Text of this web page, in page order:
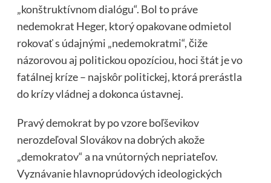
„konštruktívnom dialógu“. Bol to práve
nedemokrat Heger, ktorý opakovane odmietol
rokovať s údajnými „nedemokratmi“, čiže
názorovou aj politickou opozíciou, hoci štát je vo
fatálnej kríze – najskôr politickej, ktorá prerástla
do krízy vládnej a dokonca ústavnej.
Pravý demokrat by po vzore boľševikov
nerozdeľoval Slovákov na dobrých akože
„demokratov“ a na vnútorných nepriateľov.
Vyznávanie hlavnoprúdových ideologických